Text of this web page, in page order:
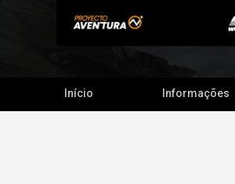
Início Informações